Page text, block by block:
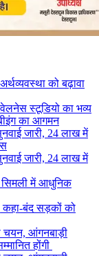
को बढ़ावा
स्टूडियो का भव्य
का आगमन
जारी, 24 लाख में
जारी, 24 लाख में
सिमली में आधुनिक
कहा-बंद सड़कों को
चयन, आंगनबाड़ी
होंगी